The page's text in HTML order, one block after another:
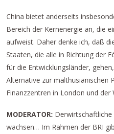
China bietet anderseits
Bereich der Kernenergie an, die
aufweist. Daher denke ich, daß
Staaten, die alle in Richtung der
für die Entwicklungsländer,
Alternative zur malthusianischen
Finanzzentren in London und der
MODERATOR:
wachsen… Im Rahmen der BRI